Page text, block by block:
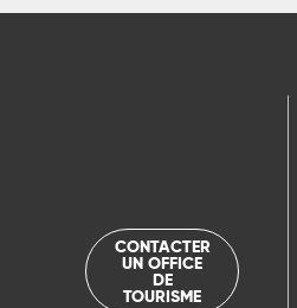
CONTACTER
UN OFFICE
DE
TOURISME